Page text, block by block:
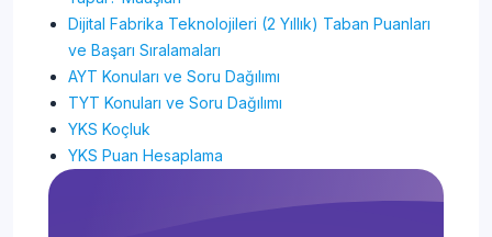
Dijital Fabrika Teknolojileri (2 Yıllık) Taban Puanları
ve Başarı Sıralamaları
AYT Konuları ve Soru Dağılımı
TYT Konuları ve Soru Dağılımı
YKS Koçluk
YKS Puan Hesaplama